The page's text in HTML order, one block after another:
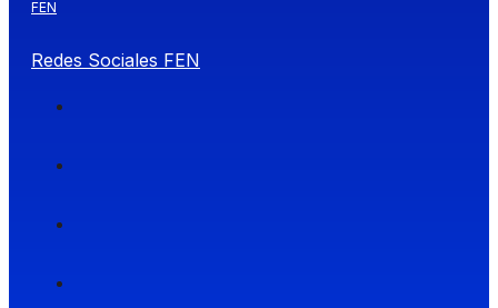
FEN
Redes Sociales FEN